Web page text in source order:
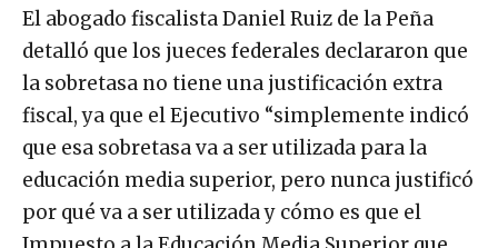
El abogado fiscalista Daniel Ruiz de la Peña
detalló que los jueces federales declararon que
la sobretasa no tiene una justificación extra
fiscal, ya que el Ejecutivo “simplemente indicó
que esa sobretasa va a ser utilizada para la
educación media superior, pero nunca justificó
por qué va a ser utilizada y cómo es que el